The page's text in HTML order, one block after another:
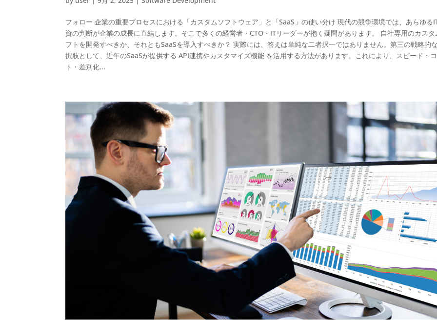
フォロー 企業の重要プロセスにおける「カスタムソフトウェア」と「SaaS」の使い分け 現代の競争環境では、あらゆる
資の判断が企業の成長に直結します。そこで多くの経営者・CTO・ITリーダーが抱く疑問があります。 自社専用のカスタ
フトを開発すべきか、それともSaaSを導入すべきか？ 実際には、答えは単純な二者択一ではありません。第三の戦略的
択肢として、近年のSaaSが提供する API連携やカスタマイズ機能 を活用する方法があります。これにより、スピード・
ト・差別化...